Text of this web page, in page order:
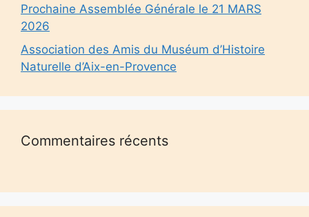
Prochaine Assemblée Générale le 21 MARS
2026
Association des Amis du Muséum d’Histoire
Naturelle d’Aix-en-Provence
Commentaires récents